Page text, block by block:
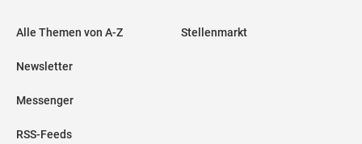
Alle Themen von A-Z
Newsletter
Messenger
RSS-Feeds
Stellenmarkt